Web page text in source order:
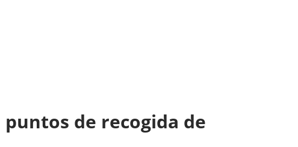
de recogida de